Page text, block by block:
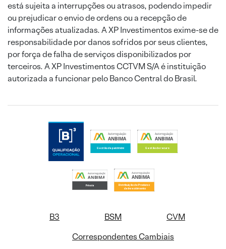
está sujeita a interrupções ou atrasos, podendo impedir
ou prejudicar o envio de ordens ou a recepção de
informações atualizadas. A XP Investimentos exime-se de
responsabilidade por danos sofridos por seus clientes,
por força de falha de serviços disponibilizados por
terceiros. A XP Investimentos CCTVM S/A é instituição
autorizada a funcionar pelo Banco Central do Brasil.
B3 BSM
CVM
Correspondentes Cambiais